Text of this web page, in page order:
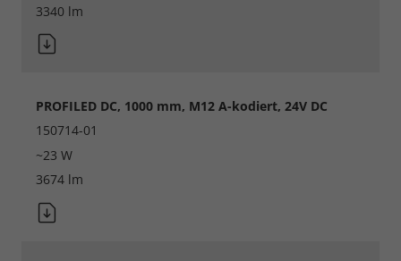
3340 lm
PROFILED DC, 1000 mm, M12 A-kodiert, 24V DC
150714-01
~23 W
3674 lm
Marketing und Statistik